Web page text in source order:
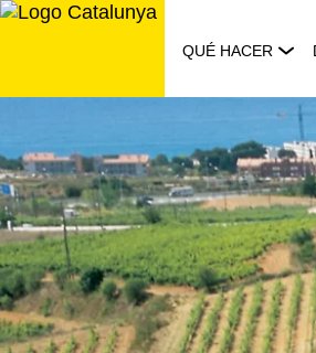
Saltar
QUÉ HACER